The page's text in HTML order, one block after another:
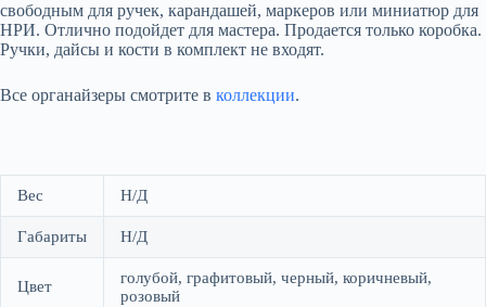
свободным для ручек, карандашей, маркеров или миниатюр для
НРИ. Отлично подойдет для мастера. Продается только коробка.
Ручки, дайсы и кости в комплект не входят.
Все органайзеры смотрите в коллекции.
Вес Н/Д
Габариты Н/Д
Цвет
голубой, графитовый, черный, коричневый,
розовый